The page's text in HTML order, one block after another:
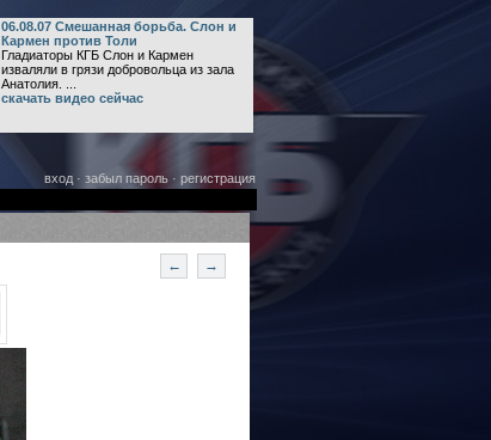
06.08.07 Смешанная борьба. Слон и
Кармен против Толи
Гладиаторы КГБ Слон и Кармен
изваляли в грязи добровольца из зала
Анатолия. ...
скачать видео сейчас
вход· забыл пароль· регистрация
← →